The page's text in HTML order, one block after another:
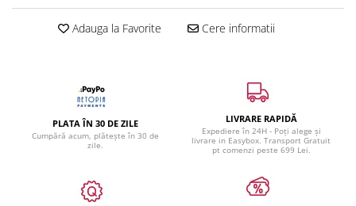
Adauga la Favorite Cere informatii
PLATA ÎN 30 DE ZILE
Cumpără acum, plătește în 30 de
zile.
LIVRARE RAPIDĂ
Expediere în 24H - Poți alege și
livrare in Easybox. Transport Gratuit
pt comenzi peste 699 Lei.